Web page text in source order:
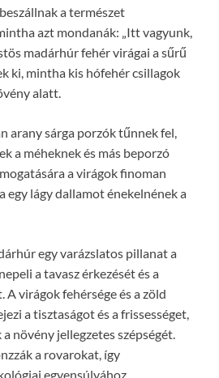
a természet
azt mondanák: „Itt vagyunk,
madárhúr fehér virágai a sűrű
ki, mintha kis hófehér csillagok
alatt.
arany sárga porzók tűnnek fel,
a méheknek és más beporzó
a virágok finoman
egy lágy dallamot énekelnének a
egy varázslatos pillanat a
a tavasz érkezését és a
virágok fehérsége és a zöld
a tisztaságot és a frissességet,
növény jellegzetes szépségét.
a rovarokat, így
egyensúlyához.